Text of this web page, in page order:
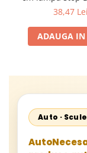
Stanga Iveco
38,47 Lei
ADAUGA IN
Auto ·